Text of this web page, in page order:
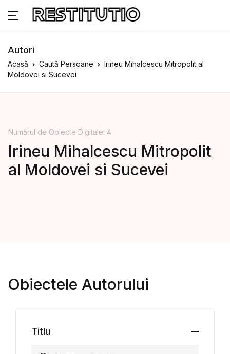
Autori
Acasă Caută Persoane
Irineu Mihalcescu Mitropolit al
Moldovei si Sucevei
Numărul de Obiecte Digitale: 4
Irineu Mihalcescu Mitropolit
al Moldovei si Sucevei
Obiectele Autorului
Titlu